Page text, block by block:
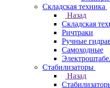
Складская техника
Назад
Складская
Ричтраки
Ручные
Самоходные
Стабилизаторы
Назад